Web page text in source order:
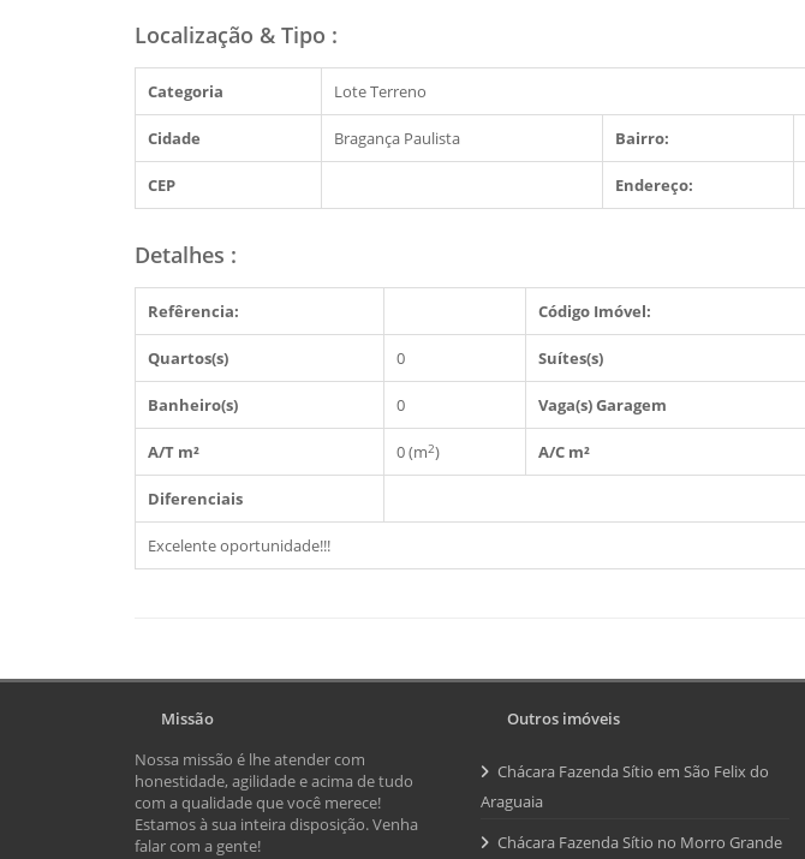
Localização & Tipo :
Categoria Lote Terreno
Cidade Bragança Paulista Bairro:
CEP Endereço:
Detalhes :
Refêrencia: Código Imóvel:
Quartos(s) 0 Suítes(s)
Banheiro(s) 0 Vaga(s) Garagem
A/T m² 0 (m2) A/C m²
Diferenciais
Excelente oportunidade!!!
Missão
Nossa missão é lhe atender com
honestidade, agilidade e acima de tudo
com a qualidade que você merece!
Estamos à sua inteira disposição. Venha
falar com a gente!
Outros imóveis
Chácara Fazenda Sítio em São Felix do
Araguaia
Chácara Fazenda Sítio no Morro Grande